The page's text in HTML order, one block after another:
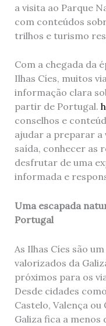
a visita ao Parque
com conteúdos
trilhos e turismo
Com a chegada da
Ilhas Cíes, muitos
informação clara
partir de Portugal.
conselhos e
ajudar a preparar a
saída, conhecer as
desfrutar de uma
informada e
Uma escapada
Portugal
As Ilhas Cíes são
valorizados da
próximos para os
Desde cidades
Castelo, Valença
Galiza fica a menos